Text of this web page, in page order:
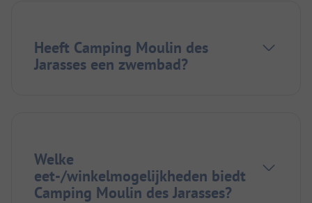
Heeft Camping Moulin des
Jarasses een zwembad?
Welke
eet-/winkelmogelijkheden biedt
Camping Moulin des Jarasses?